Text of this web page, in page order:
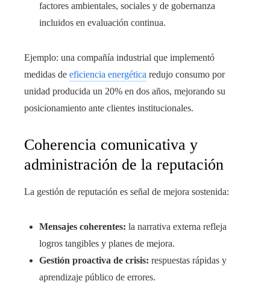
factores ambientales, sociales y de gobernanza
incluidos en evaluación continua.
Ejemplo: una compañía industrial que implementó
medidas de eficiencia energética redujo consumo por
unidad producida un 20% en dos años, mejorando su
posicionamiento ante clientes institucionales.
Coherencia comunicativa y
administración de la reputación
La gestión de reputación es señal de mejora sostenida:
Mensajes coherentes: la narrativa externa refleja
logros tangibles y planes de mejora.
Gestión proactiva de crisis: respuestas rápidas y
aprendizaje público de errores.